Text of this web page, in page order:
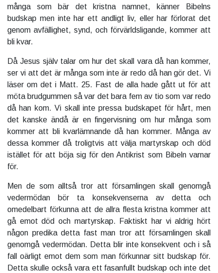
många som bär det kristna namnet, känner Bibelns
budskap men inte har ett andligt liv, eller har förlorat det
genom avfällighet, synd, och förvärldsligande, kommer att
bli kvar.
Då Jesus själv talar om hur det skall vara då han kommer,
ser vi att det är många som inte är redo då han gör det. Vi
läser om det i Matt. 25. Fast de alla hade gått ut för att
möta brudgummen så var det bara fem av tio som var redo
då han kom. Vi skall inte pressa budskapet för hårt, men
det kanske ändå är en fingervisning om hur många som
kommer att bli kvarlämnande då han kommer. Många av
dessa kommer då troligtvis att välja martyrskap och död
istället för att böja sig för den Antikrist som Bibeln varnar
för.
Men de som alltså tror att församlingen skall genomgå
vedermödan bör ta konsekvenserna av detta och
omedelbart förkunna att de allra flesta kristna kommer att
gå emot död och martyrskap. Faktiskt har vi aldrig hört
någon predika detta fast man tror att församlingen skall
genomgå vedermödan. Detta blir inte konsekvent och i så
fall oärligt emot dem som man förkunnar sitt budskap för.
Detta skulle också vara ett fasanfullt budskap och inte det